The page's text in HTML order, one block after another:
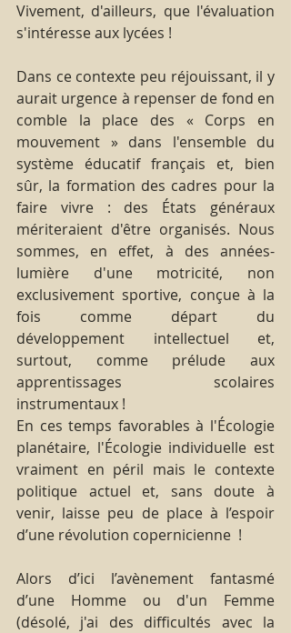
Vivement, d'ailleurs, que l'évaluation
s'intéresse aux lycées !
Dans ce contexte peu réjouissant, il y
aurait urgence à repenser de fond en
comble la place des « Corps en
mouvement » dans l'ensemble du
système éducatif français et, bien
sûr, la formation des cadres pour la
faire vivre : des États généraux
mériteraient d'être organisés. Nous
sommes, en effet, à des années-
lumière d'une motricité, non
exclusivement sportive, conçue à la
fois comme départ du
développement intellectuel et,
surtout, comme prélude aux
apprentissages scolaires
instrumentaux !
En ces temps favorables à l'Écologie
planétaire, l'Écologie individuelle est
vraiment en péril mais le contexte
politique actuel et, sans doute à
venir, laisse peu de place à l’espoir
d’une révolution copernicienne  !
Alors d’ici l’avènement fantasmé
d’une Homme ou d'un Femme
(désolé, j'ai des difficultés avec la